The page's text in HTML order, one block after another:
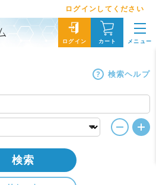
ログインしてください
ログイン カート メニュー
検索ヘルプ
検索